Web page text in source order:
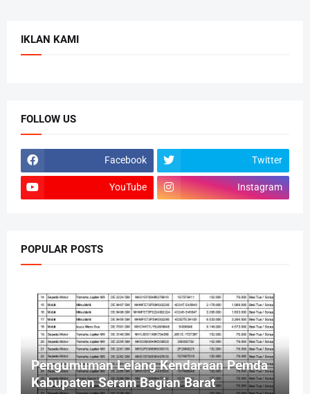
IKLAN KAMI
FOLLOW US
Facebook Twitter
YouTube Instagram
POPULAR POSTS
Pengumuman Lelang Kendaraan Pemda
Kabupaten Seram Bagian Barat